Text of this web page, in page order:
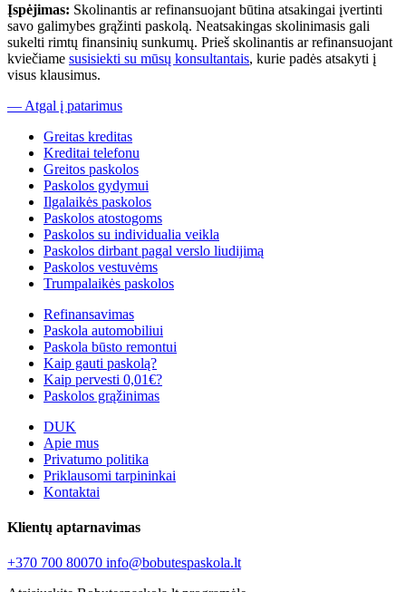
Įspėjimas: Skolinantis ar refinansuojant būtina atsakingai įvertinti
savo galimybes grąžinti paskolą. Neatsakingas skolinimasis gali
sukelti rimtų finansinių sunkumų. Prieš skolinantis ar refinansuojant
kviečiame susisiekti su mūsų konsultantais, kurie padės atsakyti į
visus klausimus.
— Atgal į patarimus
Greitas kreditas
Kreditai telefonu
Greitos paskolos
Paskolos gydymui
Ilgalaikės paskolos
Paskolos atostogoms
Paskolos su individualia veikla
Paskolos dirbant pagal verslo liudijimą
Paskolos vestuvėms
Trumpalaikės paskolos
Refinansavimas
Paskola automobiliui
Paskola būsto remontui
Kaip gauti paskolą?
Kaip pervesti 0,01€?
Paskolos grąžinimas
DUK
Apie mus
Privatumo politika
Priklausomi tarpininkai
Kontaktai
Klientų aptarnavimas
+370 700 80070 info@bobutespaskola.lt